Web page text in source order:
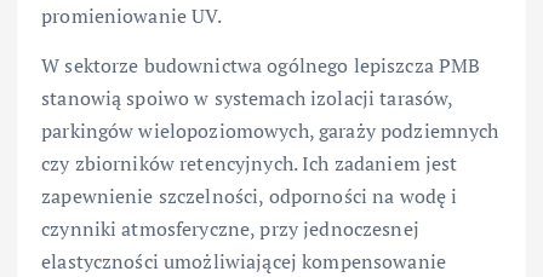
promieniowanie UV.
W sektorze budownictwa ogólnego lepiszcza PMB
stanowią spoiwo w systemach izolacji tarasów,
parkingów wielopoziomowych, garaży podziemnych
czy zbiorników retencyjnych. Ich zadaniem jest
zapewnienie szczelności, odporności na wodę i
czynniki atmosferyczne, przy jednoczesnej
elastyczności umożliwiającej kompensowanie